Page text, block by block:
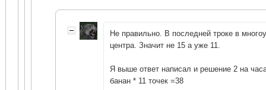
Не правильно. В последней троке в
центра. Значит не 15 а уже 11.
Я выше ответ написал и решение 2 на
банан * 11 точек =38